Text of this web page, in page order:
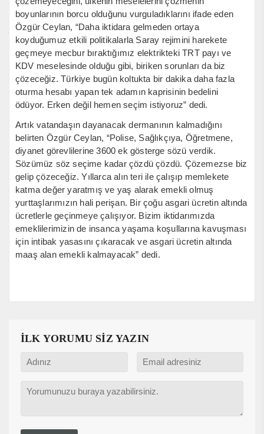
boyunlarının borcu olduğunu vurguladıklarını ifade eden
Özgür Ceylan, “Daha iktidara gelmeden ortaya
koyduğumuz etkili politikalarla Saray rejimini harekete
geçmeye mecbur bıraktığımız elektrikteki TRT payı ve
KDV meselesinde olduğu gibi, biriken sorunları da biz
çözeceğiz. Türkiye bugün koltukta bir dakika daha fazla
oturma hesabı yapan tek adamın kaprisinin bedelini
ödüyor. Erken değil hemen seçim istiyoruz” dedi.
Artık vatandaşın dayanacak dermanının kalmadığını
belirten Özgür Ceylan, “Polise, Sağlıkçıya, Öğretmene,
diyanet görevlilerine 3600 ek gösterge sözü verdik.
Sözümüz söz seçime kadar çözdü çözdü. Çözemezse biz
gelip çözeceğiz. Yıllarca alın teri ile çalışıp memlekete
katma değer yaratmış ve yaş alarak emekli olmuş
yurttaşlarımızın hali perişan. Bir çoğu asgari ücretin altında
ücretlerle geçinmeye çalışıyor. Bizim iktidarımızda
emeklilerimizin de insanca yaşama koşullarına kavuşması
için intibak yasasını çıkaracak ve asgari ücretin altında
maaş alan emekli kalmayacak” dedi.
İLK YORUMU SİZ YAZIN